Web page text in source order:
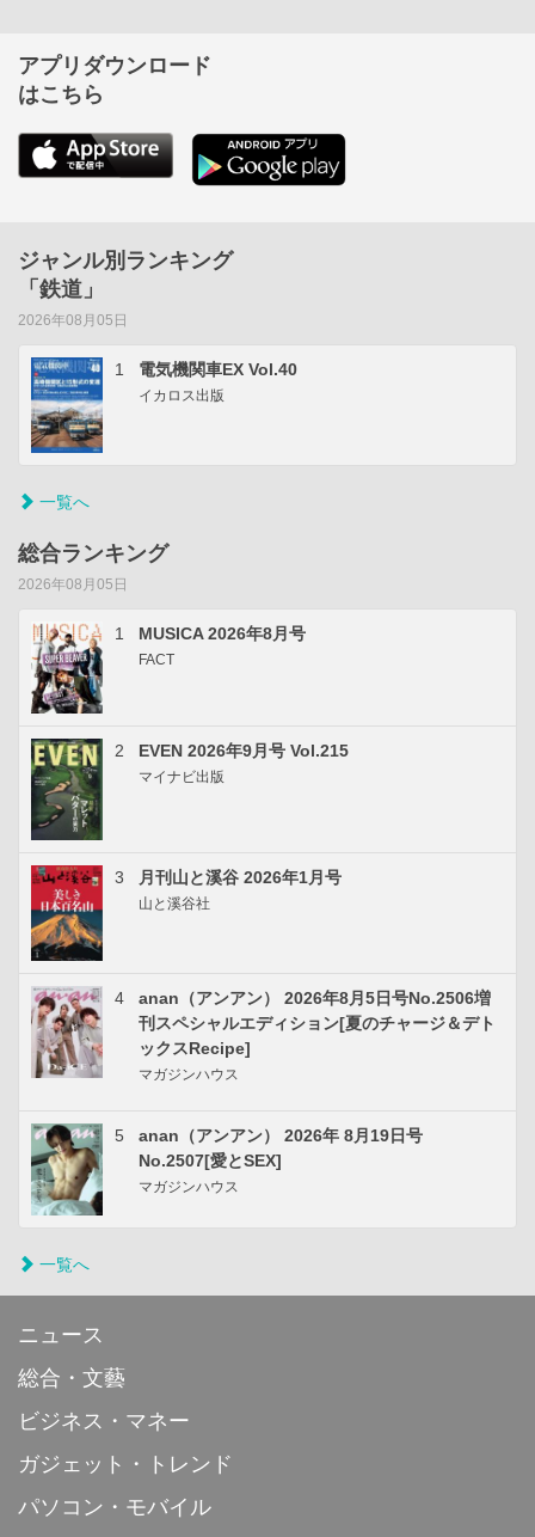
アプリダウンロード
はこちら
ジャンル別ランキング
「鉄道」
2026年08月05日
1 電気機関車EX Vol.40
イカロス出版
一覧へ
総合ランキング
2026年08月05日
1 MUSICA 2026年8月号
FACT
2 EVEN 2026年9月号 Vol.215
マイナビ出版
3 月刊山と溪谷 2026年1月号
山と溪谷社
4
anan（アンアン） 2026年8月5日号No.2506増
刊スペシャルエディション[夏のチャージ＆デト
ックスRecipe]
マガジンハウス
5
anan（アンアン） 2026年 8月19日号
No.2507[愛とSEX]
マガジンハウス
一覧へ
ニュース
総合・文藝
ビジネス・マネー
ガジェット・トレンド
パソコン・モバイル